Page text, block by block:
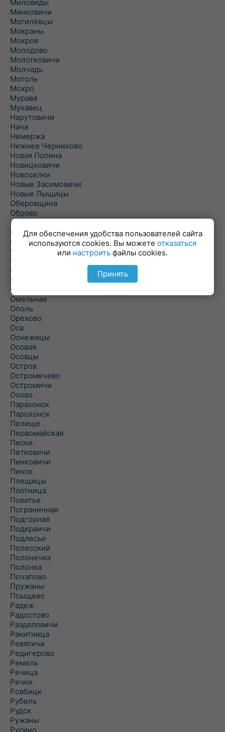
Миловиды
Минковичи
Могилёвцы
Мокраны
Мокрое
Молодово
Молотковичи
Молчадь
Мотоль
Мохро
Мурава
Мухавец
Нарутовичи
Нача
Немержа
Нижнее Чернихово
Новая Попина
Новицковичи
Новоселки
Новые Засимовичи
Новые Лыщицы
Оберовщина
Оброво
Огаревичи
Одрижин
Оздамичи
Озяты
Олтуш
Ольманы
Ольпень
Ольшаны
Омельная
Ополь
Орехово
Оса
Оснежицы
Осовая
Осовцы
Остров
Остромечево
Остромичи
Охово
Парахонск
Парохонск
Пелище
Первомайская
Пески
Петковичи
Пинковичи
Пинск
Плещицы
Плотница
Повитье
Пограничная
Подгорная
Подкраичи
Подлесье
Полесский
Полонечка
Полонка
Почапово
Пружаны
Псыщево
Радеж
Радостово
Раздяловичи
Ракитница
Ревятичи
Редигерово
Ремель
Речица
Речки
Ровбицк
Рубель
Рудск
Ружаны
Русино
Для обеспечения удобства пользователей сайта
используются cookies. Вы можете отказаться
или настроить файлы cookies.
Принять